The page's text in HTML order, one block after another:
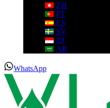
ZH
PT
ES
SV
ID
AR
WhatsApp